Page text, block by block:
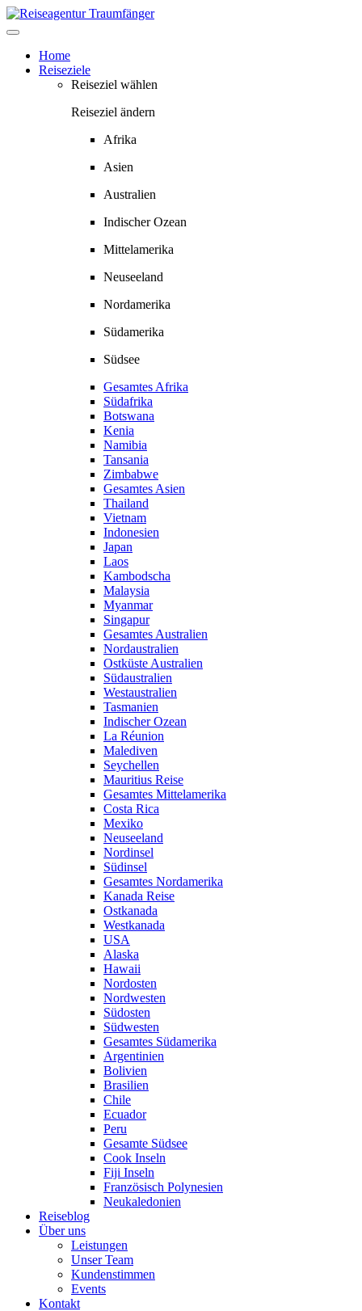
Springe
zum
Home
Reiseziele
Reiseziel wählen
Reiseziel ändern
Afrika
Asien
Australien
Indischer Ozean
Mittelamerika
Neuseeland
Nordamerika
Südamerika
Südsee
Gesamtes Afrika
Südafrika
Botswana
Kenia
Namibia
Tansania
Zimbabwe
Gesamtes Asien
Thailand
Vietnam
Indonesien
Japan
Laos
Kambodscha
Malaysia
Myanmar
Singapur
Gesamtes Australien
Nordaustralien
Ostküste Australien
Südaustralien
Westaustralien
Tasmanien
Indischer Ozean
La Réunion
Malediven
Seychellen
Mauritius Reise
Gesamtes Mittelamerika
Costa Rica
Mexiko
Neuseeland
Nordinsel
Südinsel
Gesamtes Nordamerika
Kanada Reise
Ostkanada
Westkanada
USA
Alaska
Hawaii
Nordosten
Nordwesten
Südosten
Südwesten
Gesamtes Südamerika
Argentinien
Bolivien
Brasilien
Chile
Ecuador
Peru
Gesamte Südsee
Cook Inseln
Fiji Inseln
Französisch Polynesien
Neukaledonien
Reiseblog
Über uns
Leistungen
Unser Team
Kundenstimmen
Events
Kontakt